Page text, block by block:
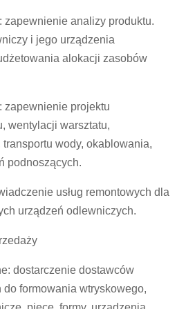
zapewnienie analizy produktu.
i jego urządzenia
alokacji zasobów
zapewnienie projektu
wentylacji warsztatu,
wody, okablowania,
podnoszących.
usług remontowych dla
urządzeń odlewniczych.
dostarczenie dostawców
formowania wtryskowego,